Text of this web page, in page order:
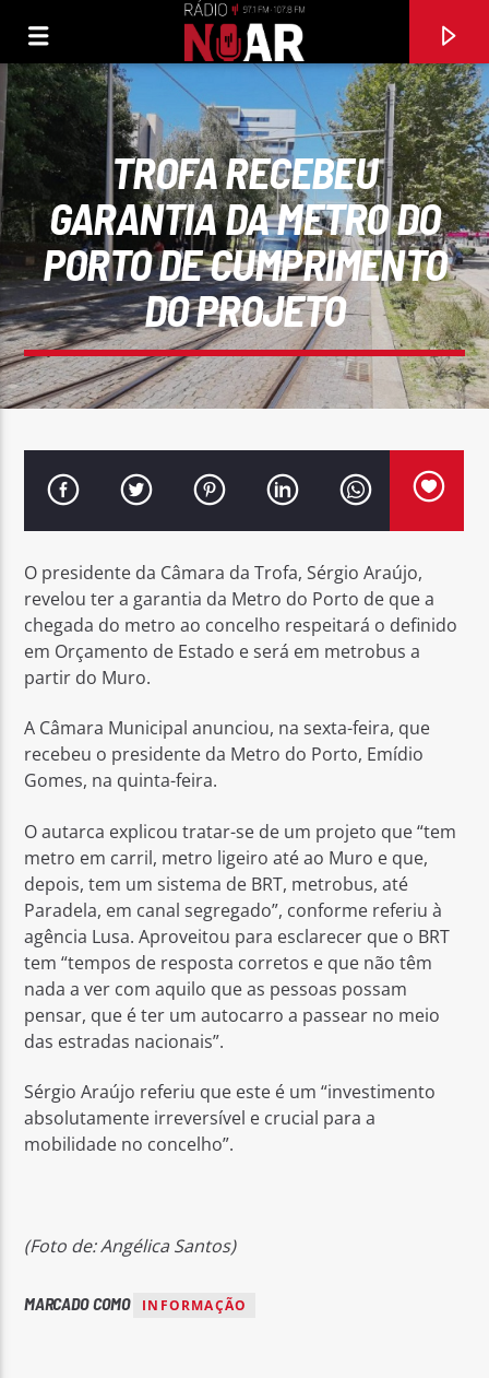
FAIXA ATUAL
HONEY HONEY
ABBA
Rádio No ar
TROFA RECEBEU
GARANTIA DA METRO DO
PORTO DE CUMPRIMENTO
DO PROJETO
O presidente da Câmara da Trofa, Sérgio Araújo,
revelou ter a garantia da Metro do Porto de que a
chegada do metro ao concelho respeitará o definido
em Orçamento de Estado e será em metrobus a
partir do Muro.
A Câmara Municipal anunciou, na sexta-feira, que
recebeu o presidente da Metro do Porto, Emídio
Gomes, na quinta-feira.
O autarca explicou tratar-se de um projeto que “tem
metro em carril, metro ligeiro até ao Muro e que,
depois, tem um sistema de BRT, metrobus, até
Paradela, em canal segregado”, conforme referiu à
agência Lusa. Aproveitou para esclarecer que o BRT
tem “tempos de resposta corretos e que não têm
nada a ver com aquilo que as pessoas possam
pensar, que é ter um autocarro a passear no meio
das estradas nacionais”.
Sérgio Araújo referiu que este é um “investimento
absolutamente irreversível e crucial para a
mobilidade no concelho”.
(Foto de: Angélica Santos)
MARCADO COMO INFORMAÇÃO